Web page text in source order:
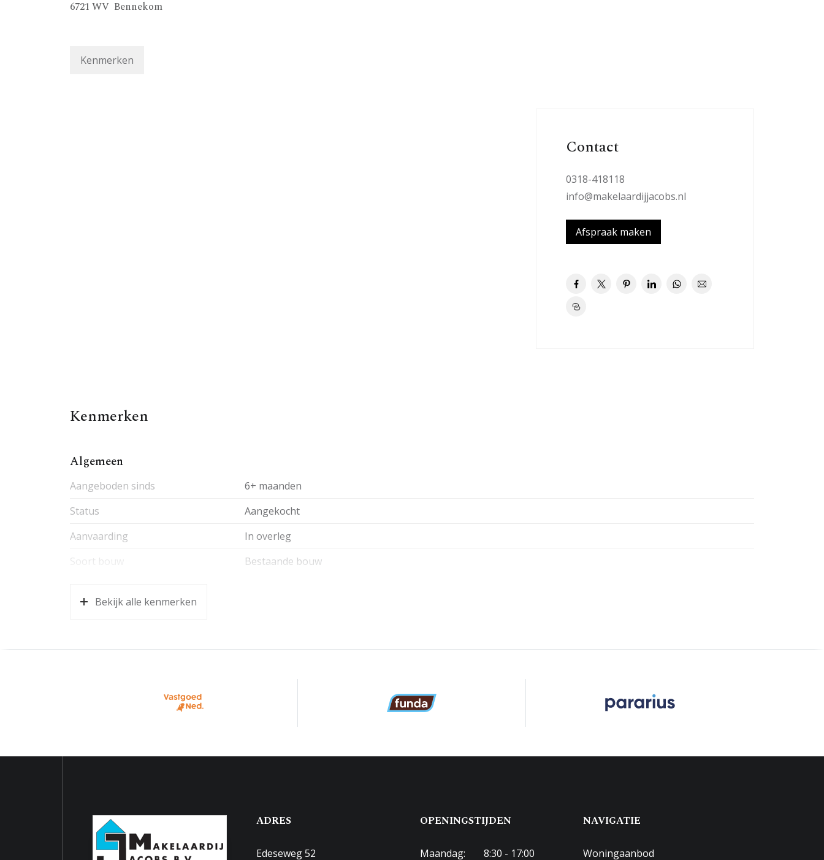
6721 WV Bennekom
Kenmerken
Contact
0318-418118
info@makelaardijjacobs.nl
Afspraak maken
Kenmerken
Algemeen
Aangeboden sinds
6+ maanden
Status
Aangekocht
Aanvaarding
In overleg
Soort bouw
Bestaande bouw
Bekijk alle kenmerken
ADRES
Edeseweg 52
OPENINGSTIJDEN
Maandag: 8:30 - 17:00
NAVIGATIE
Woningaanbod